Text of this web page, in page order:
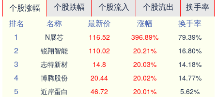
个股涨幅 个股跌幅 个股流入 个股流出
换手率
排名
名称 最新价 涨幅
换手率
1
N展芯 116.52 396.89% 79.39%
2 锐翔智能 110.02 20.21% 16.80%
3 志特新材 14.8 20.03% 14.18%
4 博腾股份 20.44 20.02% 14.77%
5 近岸蛋白 46.72 20.01% 5.62%